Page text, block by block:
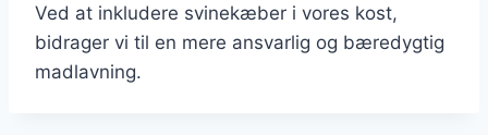
Ved at inkludere svinekæber i vores kost,
bidrager vi til en mere ansvarlig og bæredygtig
madlavning.